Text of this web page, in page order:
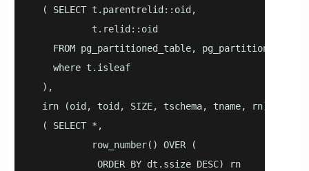
  ( SELECT t.parentrelid::oid,
           t.relid::oid
FROM pg_partitioned_table,
    where t.isleaf
  ),
  irn (oid, toid, SIZE, tschema, tname, rn) AS
  ( SELECT *,
           row_number() OVER (
            ORDER BY dt.ssize DESC) rn